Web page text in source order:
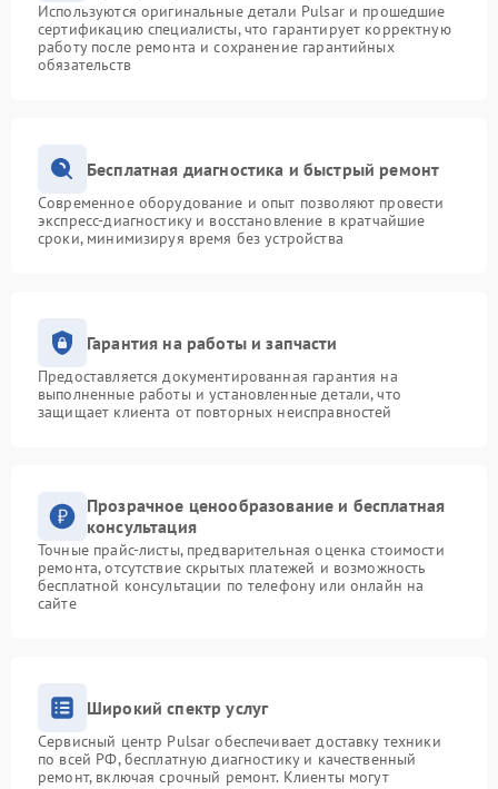
Используются оригинальные детали Pulsar и прошедшие
сертификацию специалисты, что гарантирует корректную
работу после ремонта и сохранение гарантийных
обязательств
Бесплатная диагностика и быстрый ремонт
Современное оборудование и опыт позволяют провести
экспресс-диагностику и восстановление в кратчайшие
сроки, минимизируя время без устройства
Гарантия на работы и запчасти
Предоставляется документированная гарантия на
выполненные работы и установленные детали, что
защищает клиента от повторных неисправностей
Прозрачное ценообразование и бесплатная
консультация
Точные прайс-листы, предварительная оценка стоимости
ремонта, отсутствие скрытых платежей и возможность
бесплатной консультации по телефону или онлайн на
сайте
Широкий спектр услуг
Сервисный центр Pulsar обеспечивает доставку техники
по всей РФ, бесплатную диагностику и качественный
ремонт, включая срочный ремонт. Клиенты могут